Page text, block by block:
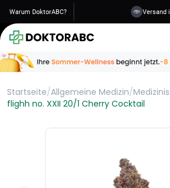
Warum DoktorABC? Versand
Startseite/Allgemeine Medizin/
flighh no. XXII 20/1 Cherry Cocktail